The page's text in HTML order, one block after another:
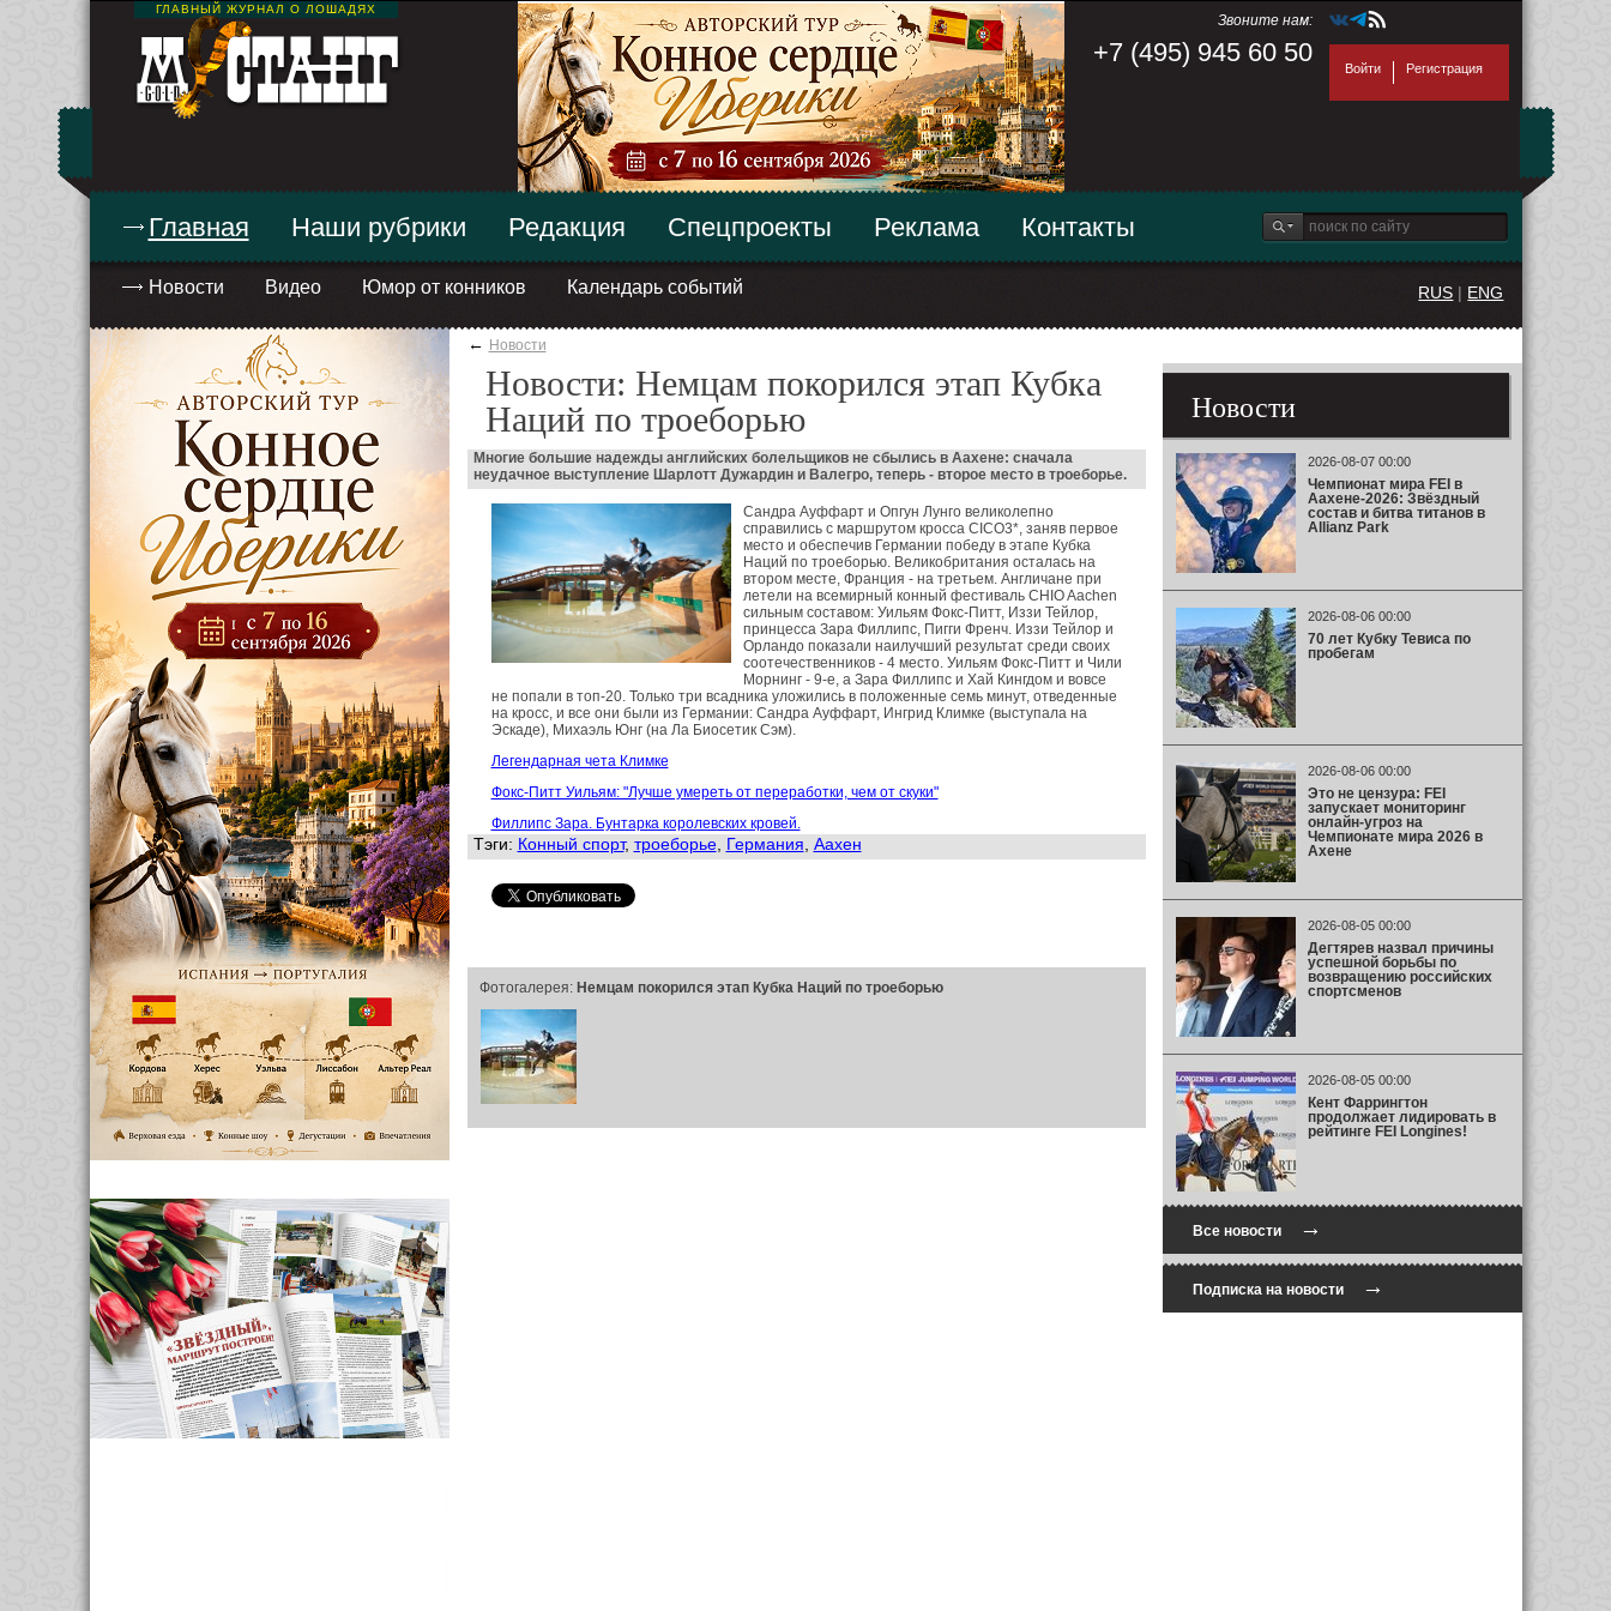
ГЛАВНЫЙ ЖУРНАЛ О ЛОШАДЯХ
Звоните нам:
+7 (495) 945 60 50
Войти Регистрация
Главная
Новости Видео Юмор от конников Календарь событий
Наши рубрики Редакция Спецпроекты Реклама Контакты
RUS | ENG
← Новости
Новости: Немцам покорился этап Кубка
Наций по троеборью
Многие большие надежды английских болельщиков не сбылись в Аахене: сначала
неудачное выступление Шарлотт Дужардин и Валегро, теперь - второе место в троеборье.
Сандра Ауффарт и Опгун Лунго великолепно
справились с маршрутом кросса CICO3*, заняв первое
место и обеспечив Германии победу в этапе Кубка
Наций по троеборью. Великобритания осталась на
втором месте, Франция - на третьем. Англичане при
летели на всемирный конный фестиваль CHIO Aachen
сильным составом: Уильям Фокс-Питт, Иззи Тейлор,
принцесса Зара Филлипс, Пигги Френч. Иззи Тейлор и
Орландо показали наилучший результат среди своих
соотечественников - 4 место. Уильям Фокс-Питт и Чили
Морнинг - 9-е, а Зара Филлипс и Хай Кингдом и вовсе
не попали в топ-20. Только три всадника уложились в положенные семь минут, отведенные
на кросс, и все они были из Германии: Сандра Ауффарт, Ингрид Климке (выступала на
Эскаде), Михаэль Юнг (на Ла Биосетик Сэм).
Легендарная чета Климке
Фокс-Питт Уильям: "Лучше умереть от переработки, чем от скуки"
Филлипс Зара. Бунтарка королевских кровей.
Тэги: Конный спорт, троеборье, Германия Аахен
Фотогалерея: Немцам покорился этап Кубка Наций по троеборью
Новости
2026-08-07 00:00
Чемпионат мира FEI в
Аахене-2026: Звёздный
состав и битва титанов в
Allianz Park
2026-08-06 00:00
70 лет Кубку Тевиса по
пробегам
2026-08-06 00:00
Это не цензура: FEI
запускает мониторинг
онлайн-угроз на
Чемпионате мира 2026 в
Ахене
2026-08-05 00:00
Дегтярев назвал причины
успешной борьбы по
возвращению российских
спортсменов
2026-08-05 00:00
Кент Фаррингтон
продолжает лидировать в
рейтинге FEI Longines!
Все новости→
Подписка на новости→